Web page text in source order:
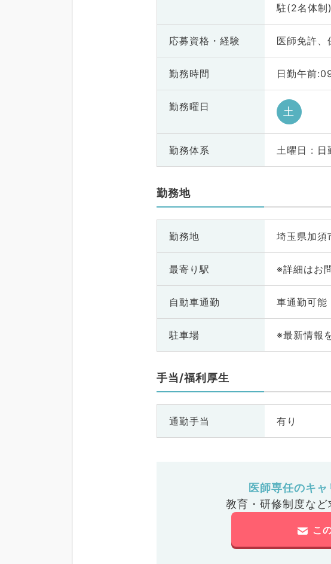
駐(2名体制)
応募資格・ 経験 医師免許、
勤務時間 日勤午前
勤務曜日 土
勤務体系 土曜日 : 日
勤務地
勤務地 埼玉県加須
最寄り駅 ※詳細はお
自動車通勤 車通勤可能
駐車場 ※最新情報
手当/福利厚生
通勤手当 有り
医師専任のキ
教育・研修制度など
こ